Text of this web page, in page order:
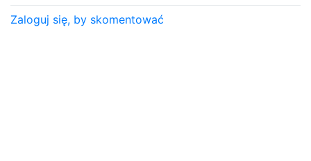
Zaloguj się, by skomentować